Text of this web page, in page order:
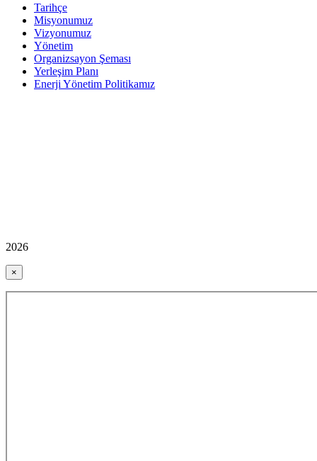
Tarihçe
Misyonumuz
Vizyonumuz
Yönetim
Organizsayon Şeması
Yerleşim Planı
Enerji Yönetim Politikamız
2026
×